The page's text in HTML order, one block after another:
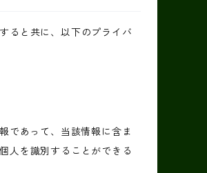
ると共に、以下のプライバ
であって、当該情報に含ま
人を識別することができる